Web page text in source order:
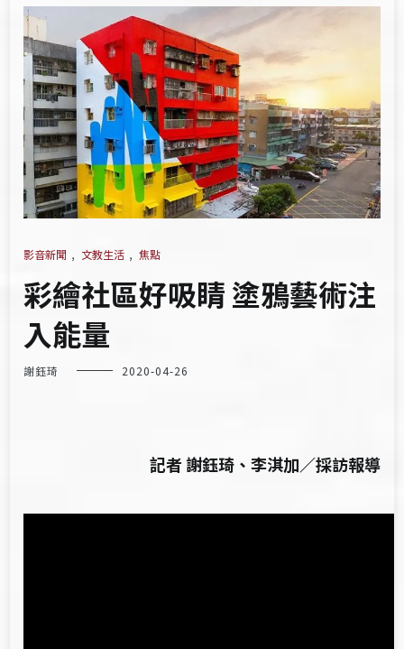
影音新聞 , 文教生活 , 焦點
彩繪社區好吸睛 塗鴉藝術注
入能量
謝鈺琦 2020-04-26
記者 謝鈺琦、李淇加／採訪報導